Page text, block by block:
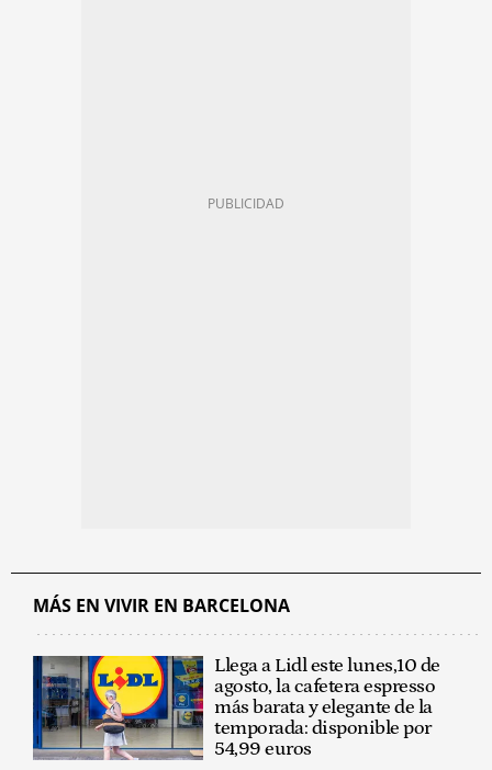
MÁS EN VIVIR EN BARCELONA
Llega a Lidl este lunes,10 de
agosto, la cafetera espresso
más barata y elegante de la
temporada: disponible por
54,99 euros